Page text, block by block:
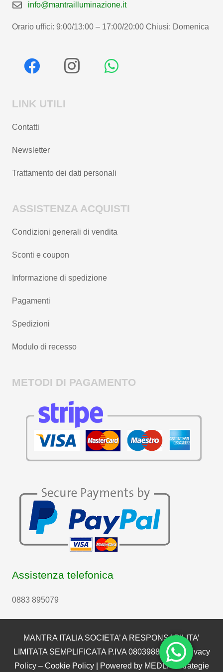
info@mantrailluminazione.it
Orario uffici: 9:00/13:00 – 17:00/20:00 Chiusi: Domenica
LINK UTILI
Contatti
Newsletter
Trattamento dei dati personali
ASSISTENZA ACQUISTI
Condizioni generali di vendita
Sconti e coupon
Informazione di spedizione
Pagamenti
Spedizioni
Modulo di recesso
METODI DI PAGAMENTO
Assistenza telefonica
0883 895079
MANTRA ITALIA SOCIETA’ A RESPONSABILITA’
LIMITATA SEMPLIFICATA P.IVA 08039880722 | Privacy
Policy– Cookie Policy| Powered by MEDLI – Strategie